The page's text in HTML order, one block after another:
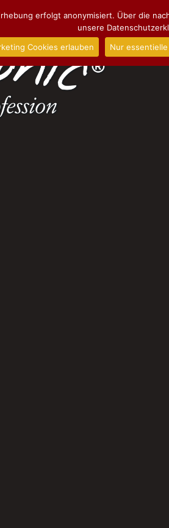
erfolgt anonymisiert. Über die
unsere
Cookies erlauben
Nur